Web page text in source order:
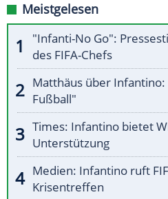
Meistgelesen
"Infanti-No Go":
des FIFA-Chefs
Matthäus über
Fußball"
Times: Infantino bietet
Unterstützung
Medien: Infantino ruft
Krisentreffen